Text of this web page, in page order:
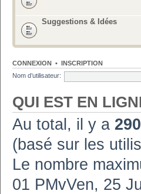
Suggestions & Idées
CONNEXION • INSCRIPTION
Nom d’utilisateur:
QUI EST EN
Au total, il y a 290
(basé sur les
Le nombre
01 PMvVen, 25